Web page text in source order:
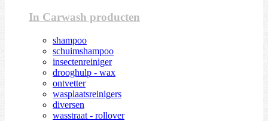
In Carwash producten
shampoo
schuimshampoo
insectenreiniger
drooghulp - wax
ontvetter
wasplaatsreinigers
diversen
wasstraat - rollover